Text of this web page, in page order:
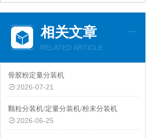
相关文章
RELATED ARTICLE
骨胶粉定量分装机
2026-07-21
颗粒分装机/定量分装机/粉末分装机
2026-06-25